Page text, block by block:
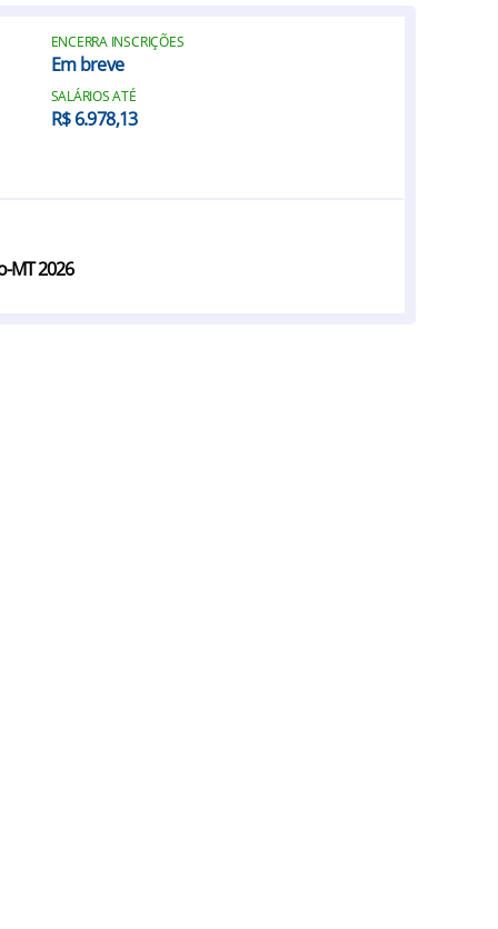
ENCERRA INSCRIÇÕES
Em breve
SALÁRIOS ATÉ
R$ 6.978,13
MT 2026